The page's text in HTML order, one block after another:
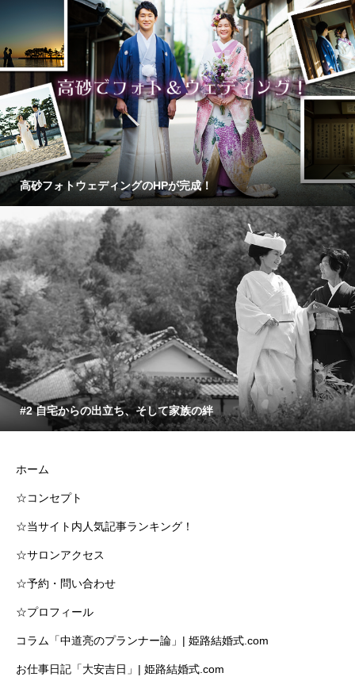
高砂フォトウェディングのHPが完成！
#2 自宅からの出立ち、そして家族の絆
ホーム
☆コンセプト
☆当サイト内人気記事ランキング！
☆サロンアクセス
☆予約・問い合わせ
☆プロフィール
コラム「中道亮のプランナー論」| 姫路結婚式.com
お仕事日記「大安吉日」| 姫路結婚式.com